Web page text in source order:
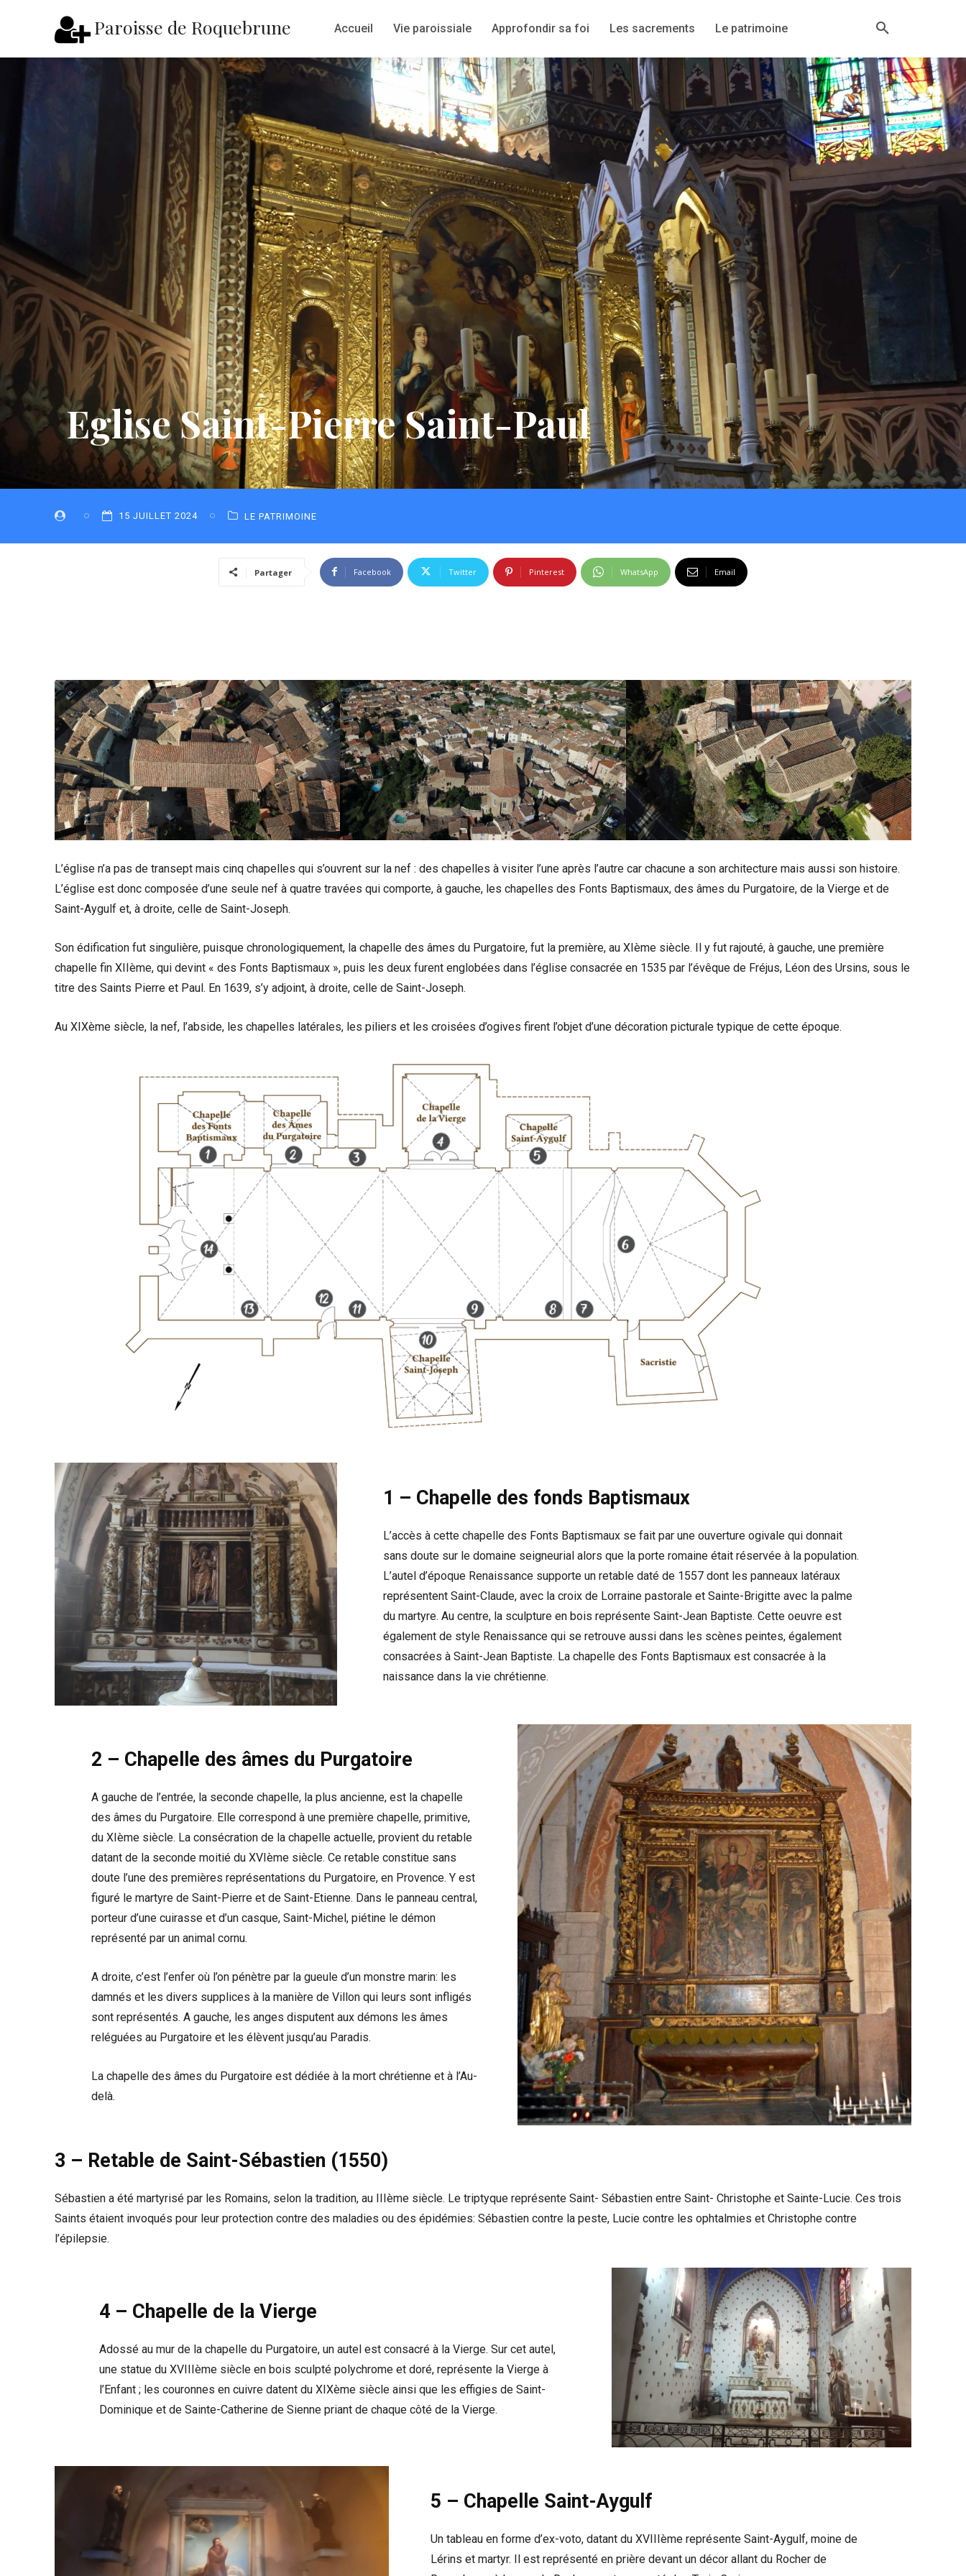
Paroisse de Roquebrune Accueil Vie paroissiale Approfondir sa foi Les sacrements Le patrimoine
Eglise Saint-Pierre Saint-Paul
15 JUILLET 2024 LE PATRIMOINE
Partager Facebook Twitter Pinterest WhatsApp Email
L’église n’a pas de transept mais cinq chapelles qui s’ouvrent sur la nef : des chapelles à visiter l’une après l’autre car chacune a son architecture mais aussi son histoire.
L’église est donc composée d’une seule nef à quatre travées qui comporte, à gauche, les chapelles des Fonts Baptismaux, des âmes du Purgatoire, de la Vierge et de
Saint-Aygulf et, à droite, celle de Saint-Joseph.
Son édification fut singulière, puisque chronologiquement, la chapelle des âmes du Purgatoire, fut la première, au XIème siècle. Il y fut rajouté, à gauche, une première
chapelle fin XIIème, qui devint « des Fonts Baptismaux », puis les deux furent englobées dans l’église consacrée en 1535 par l’évêque de Fréjus, Léon des Ursins, sous le
titre des Saints Pierre et Paul. En 1639, s’y adjoint, à droite, celle de Saint-Joseph.
Au XIXème siècle, la nef, l’abside, les chapelles latérales, les piliers et les croisées d’ogives firent l’objet d’une décoration picturale typique de cette époque.
1 – Chapelle des fonds Baptismaux
L’accès à cette chapelle des Fonts Baptismaux se fait par une ouverture ogivale qui donnait
sans doute sur le domaine seigneurial alors que la porte romaine était réservée à la population.
L’autel d’époque Renaissance supporte un retable daté de 1557 dont les panneaux latéraux
représentent Saint-Claude, avec la croix de Lorraine pastorale et Sainte-Brigitte avec la palme
du martyre. Au centre, la sculpture en bois représente Saint-Jean Baptiste. Cette oeuvre est
également de style Renaissance qui se retrouve aussi dans les scènes peintes, également
consacrées à Saint-Jean Baptiste. La chapelle des Fonts Baptismaux est consacrée à la
naissance dans la vie chrétienne.
2 – Chapelle des âmes du Purgatoire
A gauche de l’entrée, la seconde chapelle, la plus ancienne, est la chapelle
des âmes du Purgatoire. Elle correspond à une première chapelle, primitive,
du XIème siècle. La consécration de la chapelle actuelle, provient du retable
datant de la seconde moitié du XVIème siècle. Ce retable constitue sans
doute l’une des premières représentations du Purgatoire, en Provence. Y est
figuré le martyre de Saint-Pierre et de Saint-Etienne. Dans le panneau central,
porteur d’une cuirasse et d’un casque, Saint-Michel, piétine le démon
représenté par un animal cornu.
A droite, c’est l’enfer où l’on pénètre par la gueule d’un monstre marin: les
damnés et les divers supplices à la manière de Villon qui leurs sont infligés
sont représentés. A gauche, les anges disputent aux démons les âmes
reléguées au Purgatoire et les élèvent jusqu’au Paradis.
La chapelle des âmes du Purgatoire est dédiée à la mort chrétienne et à l’Au-
delà.
3 – Retable de Saint-Sébastien (1550)
Sébastien a été martyrisé par les Romains, selon la tradition, au IIIème siècle. Le triptyque représente Saint- Sébastien entre Saint- Christophe et Sainte-Lucie. Ces trois
Saints étaient invoqués pour leur protection contre des maladies ou des épidémies: Sébastien contre la peste, Lucie contre les ophtalmies et Christophe contre
l’épilepsie.
4 – Chapelle de la Vierge
Adossé au mur de la chapelle du Purgatoire, un autel est consacré à la Vierge. Sur cet autel,
une statue du XVIIIème siècle en bois sculpté polychrome et doré, représente la Vierge à
l’Enfant ; les couronnes en cuivre datent du XIXème siècle ainsi que les effigies de Saint-
Dominique et de Sainte-Catherine de Sienne priant de chaque côté de la Vierge.
5 – Chapelle Saint-Aygulf
Un tableau en forme d’ex-voto, datant du XVIIIème représente Saint-Aygulf, moine de
Lérins et martyr. Il est représenté en prière devant un décor allant du Rocher de